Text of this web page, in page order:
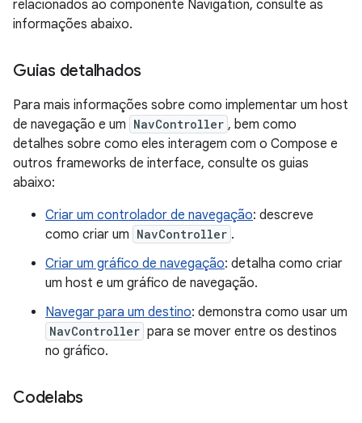
relacionados ao componente Navigation, consulte as
informações abaixo.
Guias detalhados
Para mais informações sobre como implementar um host
de navegação e um NavController , bem como
detalhes sobre como eles interagem com o Compose e
outros frameworks de interface, consulte os guias
abaixo:
Criar um controlador de navegação: descreve
como criar um NavController .
Criar um gráfico de navegação: detalha como criar
um host e um gráfico de navegação.
Navegar para um destino: demonstra como usar um
NavController para se mover entre os destinos
no gráfico.
Codelabs